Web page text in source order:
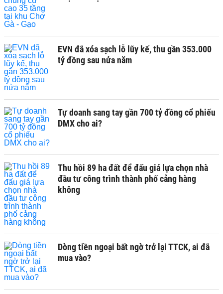
EVN đã xóa sạch lỗ lũy kế, thu gần 353.000
tỷ đồng sau nửa năm
Tự doanh sang tay gần 700 tỷ đồng cổ phiếu
DMX cho ai?
Thu hồi 89 ha đất để đấu giá lựa chọn nhà
đầu tư công trình thành phố cảng hàng
không
Dòng tiền ngoại bất ngờ trở lại TTCK, ai đã
mua vào?